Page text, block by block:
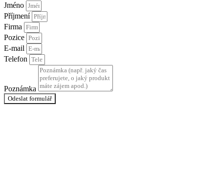
Jméno
Příjmení
Firma
Pozice
E-mail
Telefon
Poznámka
Odeslat formulář